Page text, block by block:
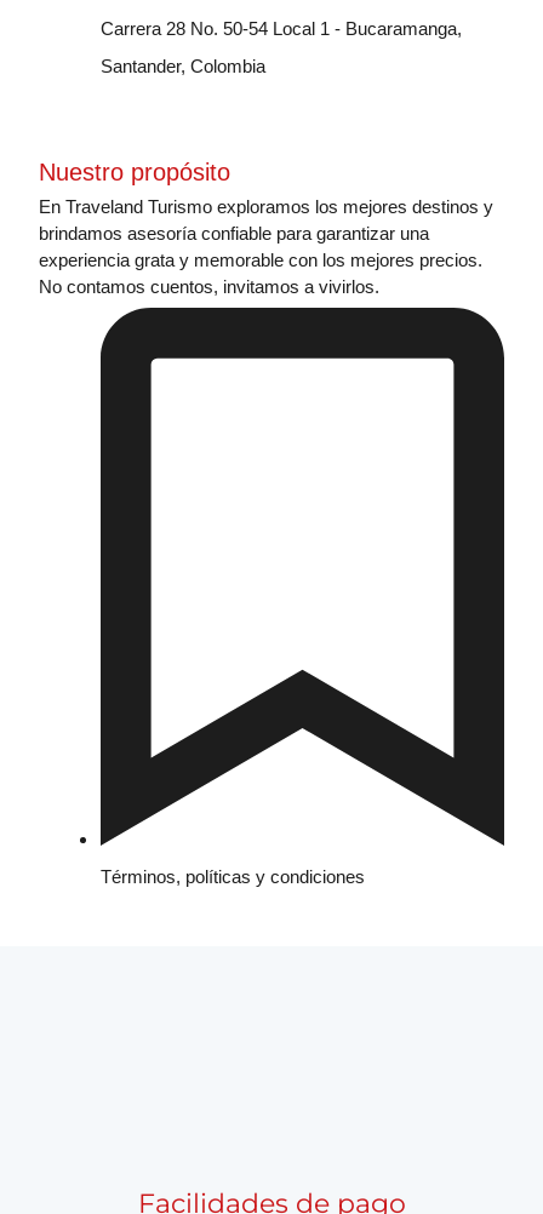
Carrera 28 No. 50-54 Local 1 - Bucaramanga,
Santander, Colombia
Nuestro propósito
En Traveland Turismo exploramos los mejores destinos y
brindamos asesoría confiable para garantizar una
experiencia grata y memorable con los mejores precios.
No contamos cuentos, invitamos a vivirlos.
Términos, políticas y condiciones
Facilidades de pago